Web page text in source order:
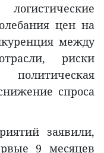
цен на
между
риски
спроса
заявили,
9 месяцев